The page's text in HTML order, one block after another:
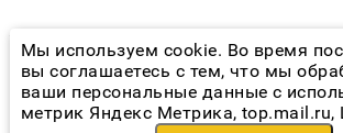
© 2026 «Togliatti24» | Все права
Возрастная категория сайта
Политика
Мы используем cookie. Во время
вы соглашаетесь с тем, что мы
ваши персональные данные с
метрик Яндекс Метрика, top.mail.ru,